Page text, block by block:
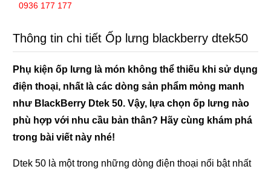
0936 177 177
Thông tin chi tiết Ốp lưng blackberry dtek50
Phụ kiện ốp lưng là món không thể thiếu khi sử dụng
điện thoại, nhất là các dòng sản phẩm mỏng manh
như BlackBerry Dtek 50. Vậy, lựa chọn ốp lưng nào
phù hợp với nhu cầu bản thân? Hãy cùng khám phá
trong bài viết này nhé!
Dtek 50 là một trong những dòng điện thoại nổi bật nhất